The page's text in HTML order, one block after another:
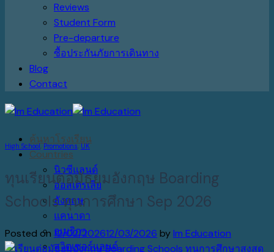
Reviews
Student Form
Pre-departure
ซื้อประกันภัยการเดินทาง
Blog
Contact
ค้นหาโรงเรียน
Countries
นิวซีแลนด์
ออสเตรเลีย
อังกฤษ
แคนาดา
อเมริกา
สวิตเซอร์แลนด์
High School,Promotions,UK
ทุนเรียนต่อมัธยมอังกฤษ Boarding
Schools ทุนการศึกษา Sep 2026
Posted on 12/02/202612/03/2026 byIm Education